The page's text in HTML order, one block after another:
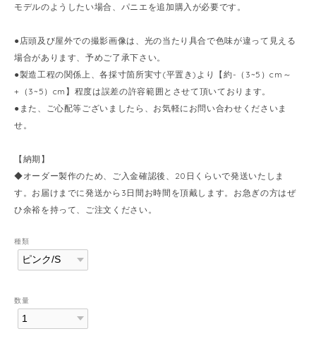
モデルのようしたい場合、パニエを追加購入が必要です。
●店頭及び屋外での撮影画像は、光の当たり具合で色味が違って見える
場合があります、予めご了承下さい。
●製造工程の関係上、各採寸箇所実寸(平置き)より【約-（3~5）cm～
+（3~5）cm】程度は誤差の許容範囲とさせて頂いております。
●また、ご心配等ございましたら、お気軽にお問い合わせくださいま
せ。
【納期】
◆オーダー製作のため、ご入金確認後、20日くらいで発送いたしま
す。お届けまでに発送から3日間お時間を頂戴します。お急ぎの方はぜ
ひ余裕を持って、ご注文ください。
種類
数量